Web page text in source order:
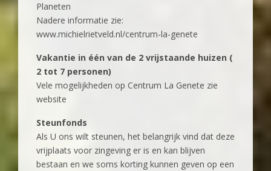
Planeten
Nadere informatie zie:
www.michielrietveld.nl/centrum-la-genete
Vakantie in één van de 2 vrijstaande huizen (
2 tot 7 personen)
Vele mogelijkheden op Centrum La Genete zie
website
Steunfonds
Als U ons wilt steunen, het belangrijk vind dat deze
vrijplaats voor zingeving er is en kan blijven
bestaan en we soms korting kunnen geven op een